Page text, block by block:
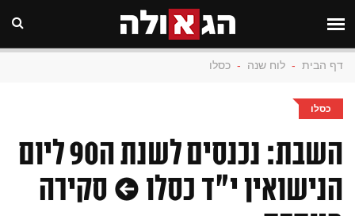
דף הבית - לוח שנה - כסלו
כסלו
השבת: נכנסים לשנת ה90 ליום
הנישואין י"ד כסלו • סקירה